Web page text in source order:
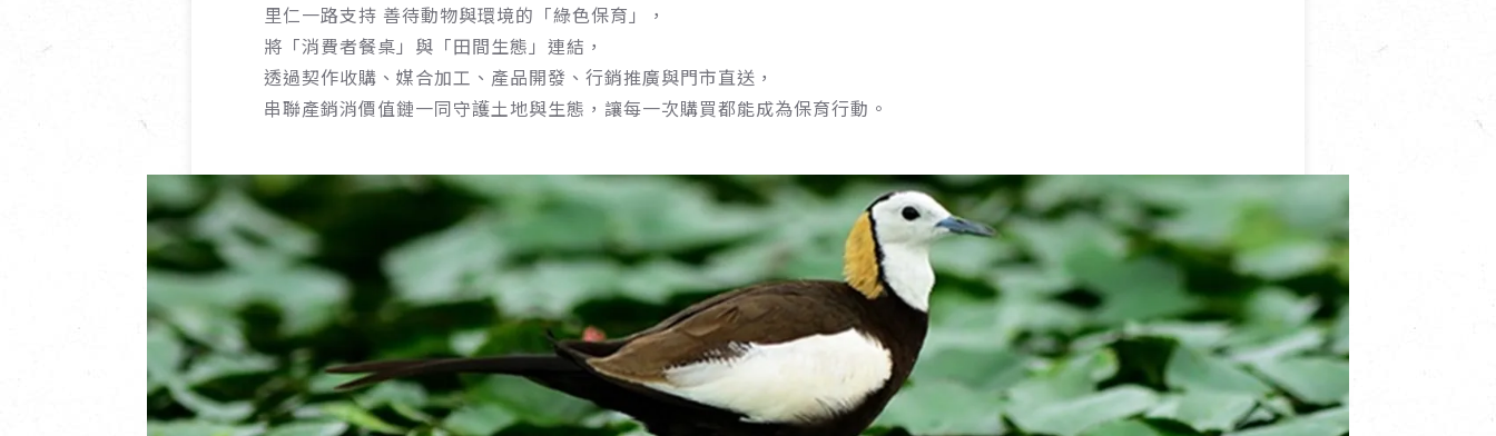
里仁一路支持 善待動物與環境的「綠色保育」，
將「消費者餐桌」與「田間生態」連結，
透過契作收購、媒合加工、產品開發、行銷推廣與門市直送，
串聯產銷消價值鏈一同守護土地與生態，讓每一次購買都能成為保育行動。